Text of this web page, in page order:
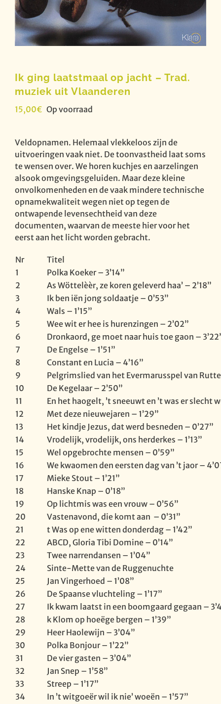
Ik ging laatstmaal op jacht – Trad.
muziek uit Vlaanderen
15,00€ Op voorraad
Veldopnamen. Helemaal vlekkeloos zijn de
uitvoeringen vaak niet. De toonvastheid laat soms
te wensen over. We horen kuchjes en aarzelingen
alsook omgevingsgeluiden. Maar deze kleine
onvolkomenheden en de vaak mindere technische
opnamekwaliteit wegen niet op tegen de
ontwapende levensechtheid van deze
documenten, waarvan de meeste hier voor het
eerst aan het licht worden gebracht.
Nr
Titel
1
Polka Koeker – 3’14”
2
As Wöttelèèr, ze koren geleverd haa’ – 2’18”
3
Ik ben iën jong soldaatje – 0’53”
4
Wals – 1’15”
5
Wee wit er hee is hurenzingen – 2’02”
6
Dronkaord, ge moet naar huis toe gaon –
7
De Engelse – 1’51”
8
Constant en Lucia – 4’16”
9
Pelgrimslied van het Evermarusspel van
10
De Kegelaar – 2’50”
11
En het haogelt, ’t sneeuwt en ’t was er slecht
12
Met deze nieuwejaren – 1’29”
13
Het kindje Jezus, dat werd besneden – 0’27”
14
Vrodelijk, vrodelijk, ons herderkes – 1’13”
15
Wel opgebrochte mensen – 0’59”
16
We kwaomen den eersten dag van ’t jaor –
17
Mieke Stout – 1’21”
18
Hanske Knap – 0’18”
19
Op lichtmis was een vrouw – 0’56”
20
Vastenavond, die komt aan – 0’31”
21
t Was op ene witten donderdag – 1’42”
22
ABCD, Gloria Tibi Domine – 0’14”
23
Twee narrendansen – 1’04”
24
Sinte-Mette van de Ruggenuchte
25
Jan Vingerhoed – 1’08”
26
De Spaanse vluchteling – 1’17”
27
Ik kwam laatst in een boomgaard gegaan –
28
k Klom op hoeëge bergen – 1’39”
29
Heer Haolewijn – 3’04”
30
Polka Bonjour – 1’22”
31
De vier gasten – 3’04”
32
Jan Snep – 1’58”
33
Streep – 1’17”
34
In ’t witgoeër wil ik nie’ woeën – 1’57”